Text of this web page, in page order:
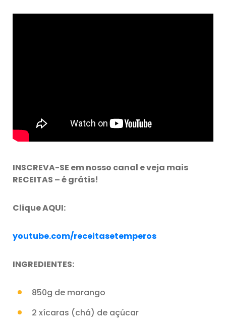
INSCREVA-SE em nosso canal e veja mais
RECEITAS – é grátis!
Clique AQUI:
youtube.com/receitasetemperos
INGREDIENTES:
850g de morango
2 xícaras (chá) de açúcar